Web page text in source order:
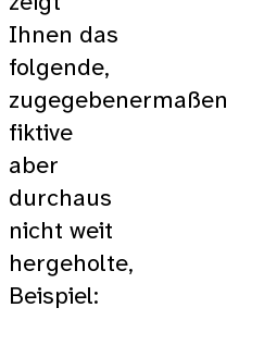
Ihnen das
folgende,
zugegebenermaßen
fiktive
aber
durchaus
nicht weit
hergeholte,
Beispiel: